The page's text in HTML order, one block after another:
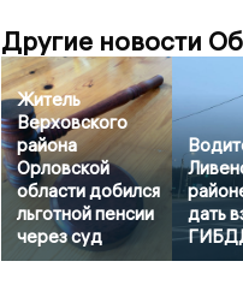
Другие новости
Житель
Верховского
района
Орловской
области добился
льготной пенсии
через суд
дать